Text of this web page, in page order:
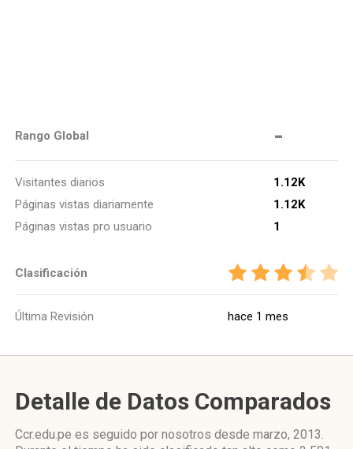
Rango Global -
Visitantes diarios
1.12K
Páginas vistas diariamente
1.12K
Páginas vistas pro usuario
1
Clasificación
Última Revisión hace 1 mes
Detalle de Datos Comparados
Ccr.edu.pe es seguido por nosotros desde marzo, 2013.